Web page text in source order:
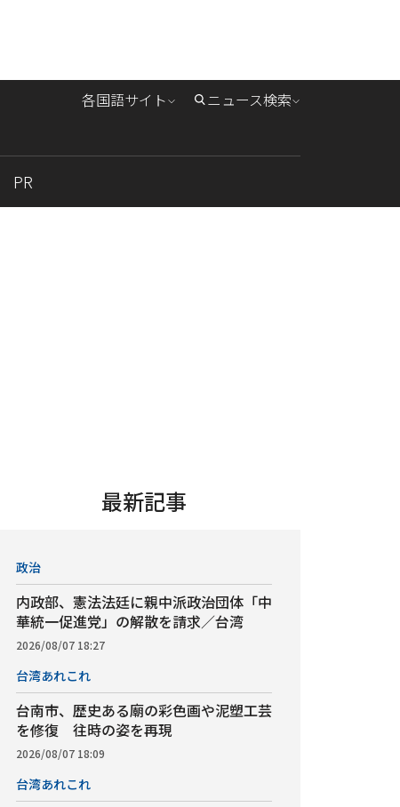
各国語サイト ニュース検索
PR
最新記事
政治
内政部、憲法法廷に親中派政治団体「中
華統一促進党」の解散を請求／台湾
2026/08/07 18:27
台湾あれこれ
台南市、歴史ある廟の彩色画や泥塑工芸
を修復 往時の姿を再現
2026/08/07 18:09
台湾あれこれ